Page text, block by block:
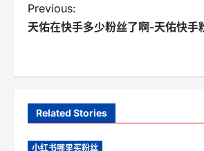
P
o
n
Previous:
天佑在快手多少粉丝了啊-天佑快手
Related Stories
小红书哪里买粉丝